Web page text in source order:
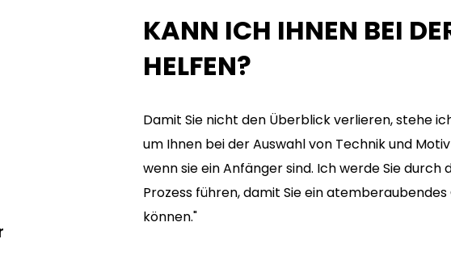
KANN ICH IHNEN BEI
HELFEN?
Damit Sie nicht den Überblick verlieren, stehe
um Ihnen bei der Auswahl von Technik und
wenn sie ein Anfänger sind. Ich werde Sie
Prozess führen, damit Sie ein
können."